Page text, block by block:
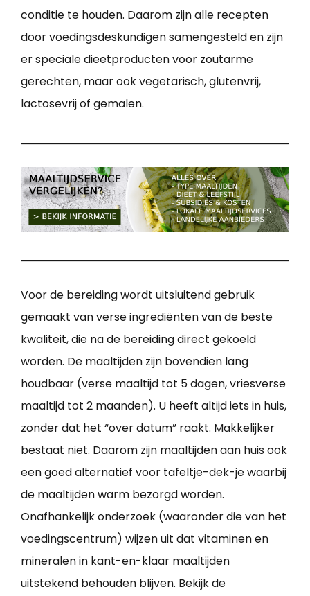
conditie te houden. Daarom zijn alle recepten
door voedingsdeskundigen samengesteld en zijn
er speciale dieetproducten voor zoutarme
gerechten, maar ook vegetarisch, glutenvrij,
lactosevrij of gemalen.
Voor de bereiding wordt uitsluitend gebruik
gemaakt van verse ingrediënten van de beste
kwaliteit, die na de bereiding direct gekoeld
worden. De maaltijden zijn bovendien lang
houdbaar (verse maaltijd tot 5 dagen, vriesverse
maaltijd tot 2 maanden). U heeft altijd iets in huis,
zonder dat het “over datum” raakt. Makkelijker
bestaat niet. Daarom zijn maaltijden aan huis ook
een goed alternatief voor tafeltje-dek-je waarbij
de maaltijden warm bezorgd worden.
Onafhankelijk onderzoek (waaronder die van het
voedingscentrum) wijzen uit dat vitaminen en
mineralen in kant-en-klaar maaltijden
uitstekend behouden blijven. Bekijk de